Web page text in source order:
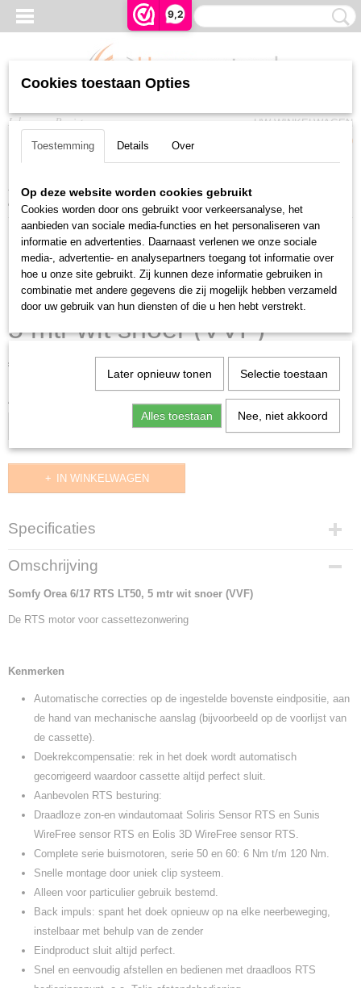
9,2
Inloggen Registreren
UW WINKELWAGEN
(0)
Home > Rolluiken en Zonwering Somfy buismotoren
Somfy Orea 6/17 RTS LT50, 5 mtr wit snoer (VVF)
Somfy Orea 6/17 RTS LT50,
5 mtr wit snoer (VVF)
€ 304,57 (inclusief btw 21%)
Aantal
IN WINKELWAGEN
Specificaties
Productcode
1110103
Productcode leverancier
Omschrijving
Somfy Orea 6/17 RTS LT50, 5 mtr wit snoer (VVF)
De RTS motor voor cassettezonwering
Kenmerken
Automatische correcties op de ingestelde bovenste eindpositie, aan
de hand van mechanische aanslag (bijvoorbeeld op de voorlijst van
de cassette).
Doekrekcompensatie: rek in het doek wordt automatisch
gecorrigeerd waardoor cassette altijd perfect sluit.
Aanbevolen RTS besturing:
Draadloze zon-en windautomaat Soliris Sensor RTS en Sunis
WireFree sensor RTS en Eolis 3D WireFree sensor RTS.
Complete serie buismotoren, serie 50 en 60: 6 Nm t/m 120 Nm.
Snelle montage door uniek clip systeem.
Alleen voor particulier gebruik bestemd.
Back impuls: spant het doek opnieuw op na elke neerbeweging,
instelbaar met behulp van de zender
Eindproduct sluit altijd perfect.
Snel en eenvoudig afstellen en bedienen met draadloos RTS
Cookies toestaan Opties
Toestemming Details Over
Op deze website worden cookies gebruikt
Cookies worden door ons gebruikt voor verkeersanalyse, het
aanbieden van sociale media-functies en het personaliseren van
informatie en advertenties. Daarnaast verlenen we onze sociale
media-, advertentie- en analysepartners toegang tot informatie over
hoe u onze site gebruikt. Zij kunnen deze informatie gebruiken in
combinatie met andere gegevens die zij mogelijk hebben verzameld
door uw gebruik van hun diensten of die u hen hebt verstrekt.
Later opnieuw tonen Selectie toestaan
Alles toestaan Nee, niet akkoord